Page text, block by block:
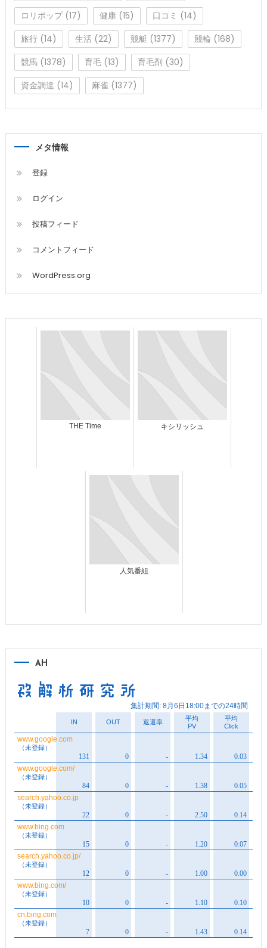
ロリポップ(17) 健康(15) 口コミ (14)
旅行(14) 生活(22) 競艇 (1377) 競輪 (168)
競馬(1378) 育毛(13) 育毛剤 (30)
資金調達 (14) 麻雀(1377)
メタ情報
登録
ログイン
投稿フィード
コメントフィード
WordPress.org
THE Time キシリッシュ
人気番組
AH